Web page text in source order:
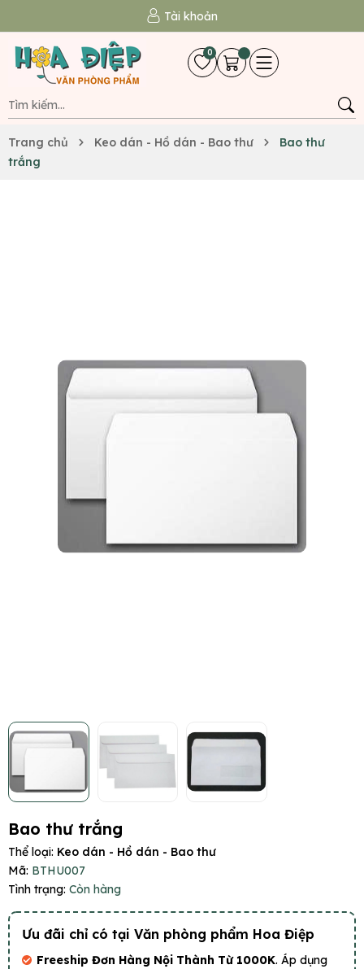
Tài khoản
0
Trang chủ Keo dán - Hồ dán - Bao thư
Bao thư
trắng
Bao thư trắng
Thể loại: Keo dán - Hồ dán - Bao thư
Mã: BTHU007
Tình trạng: Còn hàng
Ưu đãi chỉ có tại Văn phòng phẩm Hoa Điệp
Freeship Đơn Hàng Nội Thành Từ 1000K. Áp dụng